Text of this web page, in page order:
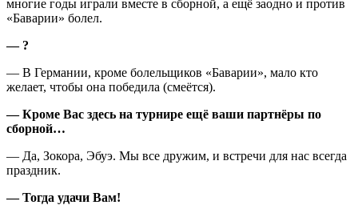
многие годы играли вместе в сборной, а ещё заодно и против
«Баварии» болел.
— ?
— В Германии, кроме болельщиков «Баварии», мало кто
желает, чтобы она победила (смеётся).
— Кроме Вас здесь на турнире ещё ваши партнёры по
сборной…
— Да, Зокора, Эбуэ. Мы все дружим, и встречи для нас всегда
праздник.
— Тогда удачи Вам!